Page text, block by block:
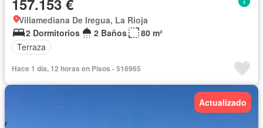
157.153 €
Villamediana De Iregua, La Rioja
2 Dormitorios
2 Baños
80 m²
Terraza
Hace 1 día, 12 horas en Pisos - 516965
Actualizado